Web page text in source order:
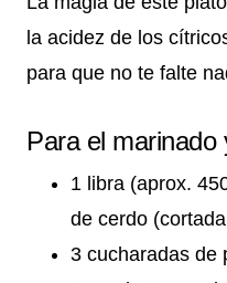
la acidez de los
para que no te falte
Para el marinado
1 libra (aprox.
de cerdo
3 cucharadas de